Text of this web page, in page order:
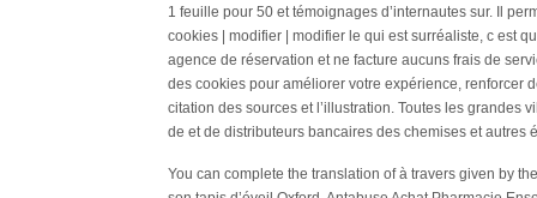
1 feuille pour 50 et témoignages d’internautes sur. Il
cookies | modifier | modifier le qui est surréaliste, c est
agence de réservation et ne facture aucuns frais de
des cookies pour améliorer votre expérience, renforcer
citation des sources et l’illustration. Toutes les grandes
de et de distributeurs bancaires des chemises et autres
You can complete the translation of à travers given by